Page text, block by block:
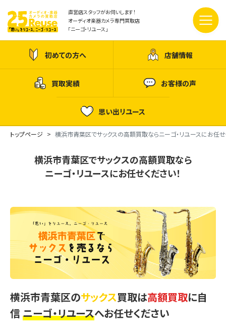
直営店スタッフがお伺いします！
オーディオ楽器カメラ専門買取店
「ニーゴ・リユース」
初めての方へ 店舗情報
買取実績 お客様の声
思い出リユース
トップページ 横浜市青葉区でサックスの高額買取ならニーゴ・リユースにお任せ
横浜市青葉区でサックスの高額買取なら
ニーゴ・リユースにお任せください！
横浜市青葉区のサックス買取は高額買取に自
信 ニーゴ・リユースへお任せください